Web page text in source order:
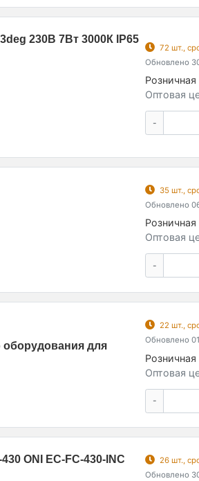
230В 7Вт 3000К IP65
72 шт.,
Обновлено
Розничная
Оптовая
-
35 шт.,
Обновлено
Розничная
Оптовая
-
оборудования для
22 шт.,
Обновлено
Розничная
Оптовая
-
ONI EC-FC-430-INC
26 шт.,
Обновлено